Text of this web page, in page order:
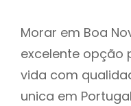
Morar em Boa
excelente opção
vida com
unica em